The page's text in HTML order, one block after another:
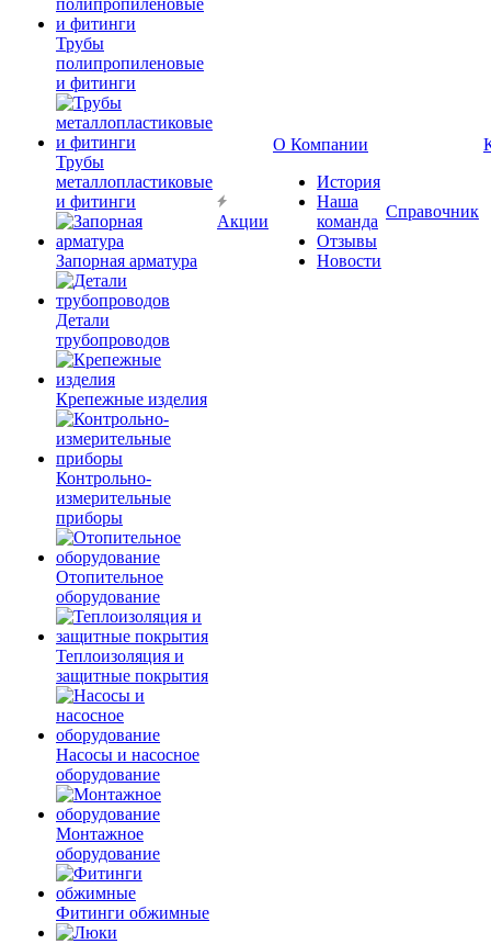
Трубы
полипропиленовые
и фитинги
Трубы
металлопластиковые
и фитинги
Запорная арматура
Детали
трубопроводов
Крепежные изделия
Контрольно-
измерительные
приборы
Отопительное
оборудование
Теплоизоляция и
защитные покрытия
Насосы и насосное
оборудование
Монтажное
оборудование
Фитинги обжимные
Акции
О Компании
История
Наша
команда
Отзывы
Новости
Справочник